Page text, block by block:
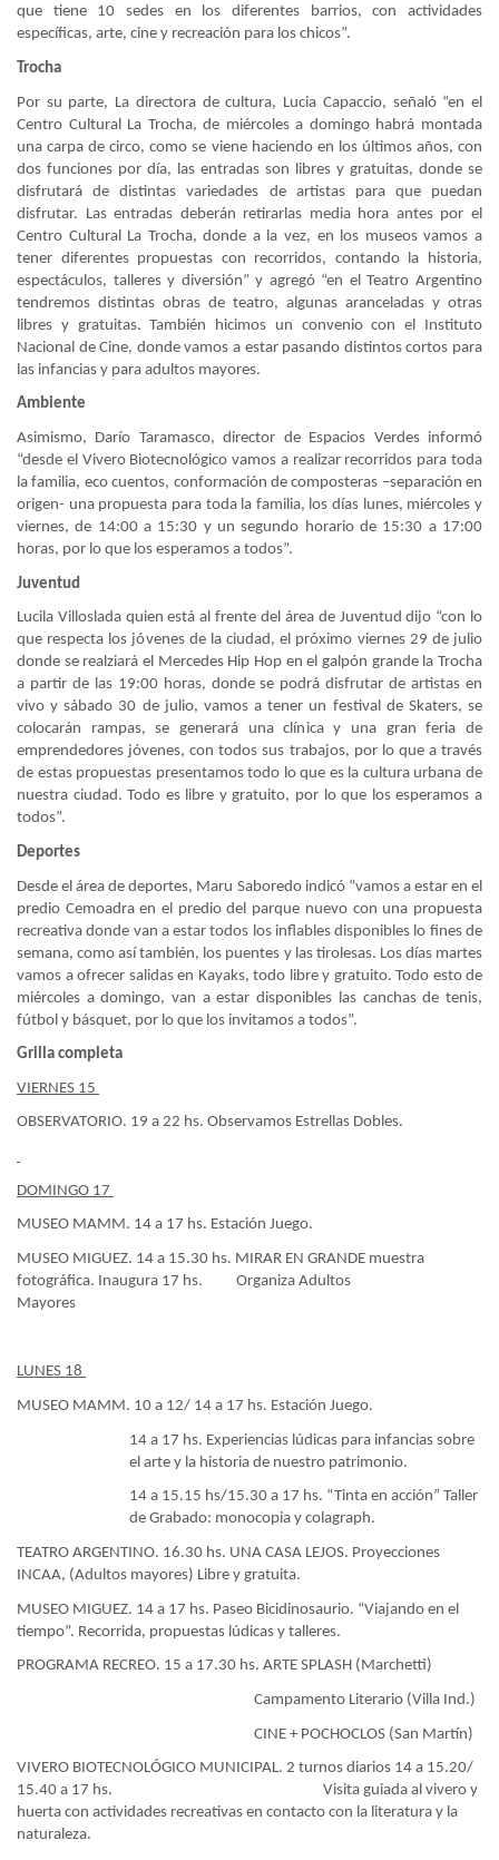
que tiene 10 sedes en los diferentes barrios, con actividades
específicas, arte, cine y recreación para los chicos”.
Trocha
Por su parte, La directora de cultura, Lucia Capaccio, señaló “en el
Centro Cultural La Trocha, de miércoles a domingo habrá montada
una carpa de circo, como se viene haciendo en los últimos años, con
dos funciones por día, las entradas son libres y gratuitas, donde se
disfrutará de distintas variedades de artistas para que puedan
disfrutar. Las entradas deberán retirarlas media hora antes por el
Centro Cultural La Trocha, donde a la vez, en los museos vamos a
tener diferentes propuestas con recorridos, contando la historia,
espectáculos, talleres y diversión” y agregó “en el Teatro Argentino
tendremos distintas obras de teatro, algunas aranceladas y otras
libres y gratuitas. También hicimos un convenio con el Instituto
Nacional de Cine, donde vamos a estar pasando distintos cortos para
las infancias y para adultos mayores.
Ambiente
Asimismo, Darío Taramasco, director de Espacios Verdes informó
“desde el Vivero Biotecnológico vamos a realizar recorridos para toda
la familia, eco cuentos, conformación de composteras –separación en
origen- una propuesta para toda la familia, los días lunes, miércoles y
viernes, de 14:00 a 15:30 y un segundo horario de 15:30 a 17:00
horas, por lo que los esperamos a todos”.
Juventud
Lucila Villoslada quien está al frente del área de Juventud dijo “con lo
que respecta los jóvenes de la ciudad, el próximo viernes 29 de julio
donde se realziará el Mercedes Hip Hop en el galpón grande la Trocha
a partir de las 19:00 horas, donde se podrá disfrutar de artistas en
vivo y sábado 30 de julio, vamos a tener un festival de Skaters, se
colocarán rampas, se generará una clínica y una gran feria de
emprendedores jóvenes, con todos sus trabajos, por lo que a través
de estas propuestas presentamos todo lo que es la cultura urbana de
nuestra ciudad. Todo es libre y gratuito, por lo que los esperamos a
todos”.
Deportes
Desde el área de deportes, Maru Saboredo indicó “vamos a estar en el
predio Cemoadra en el predio del parque nuevo con una propuesta
recreativa donde van a estar todos los inflables disponibles lo fines de
semana, como así también, los puentes y las tirolesas. Los días martes
vamos a ofrecer salidas en Kayaks, todo libre y gratuito. Todo esto de
miércoles a domingo, van a estar disponibles las canchas de tenis,
fútbol y básquet, por lo que los invitamos a todos”.
Grilla completa
VIERNES 15
OBSERVATORIO. 19 a 22 hs. Observamos Estrellas Dobles.
DOMINGO 17
MUSEO MAMM. 14 a 17 hs. Estación Juego.
MUSEO MIGUEZ. 14 a 15.30 hs. MIRAR EN GRANDE muestra
fotográfica. Inaugura 17 hs.
Organiza Adultos
Mayores
LUNES 18
MUSEO MAMM. 10 a 12/ 14 a 17 hs. Estación Juego.
14 a 17 hs. Experiencias lúdicas para infancias sobre
el arte y la historia de nuestro patrimonio.
14 a 15.15 hs/15.30 a 17 hs. “Tinta en acción” Taller
de Grabado: monocopia y colagraph.
TEATRO ARGENTINO. 16.30 hs. UNA CASA LEJOS. Proyecciones
INCAA, (Adultos mayores) Libre y gratuita.
MUSEO MIGUEZ. 14 a 17 hs. Paseo Bicidinosaurio. “Viajando en el
tiempo”. Recorrida, propuestas lúdicas y talleres.
PROGRAMA RECREO. 15 a 17.30 hs. ARTE SPLASH (Marchetti)
Campamento Literario (Villa Ind.)
CINE + POCHOCLOS (San Martín)
VIVERO BIOTECNOLÓGICO MUNICIPAL. 2 turnos diarios 14 a 15.20/
15.40 a 17 hs.
Visita guiada al vivero y
huerta con actividades recreativas en contacto con la literatura y la
naturaleza.